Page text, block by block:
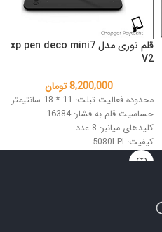
قلم نوری مدل xp pen deco mini7
V2
8,200,000 تومان
محدوده فعالیت تبلت: 11 * 18 سانتیمتر
حساسیت قلم به فشار: 16384
کلیدهای میانبر: 8 عدد
کیفیت: 5080LPI
اتصال: USB